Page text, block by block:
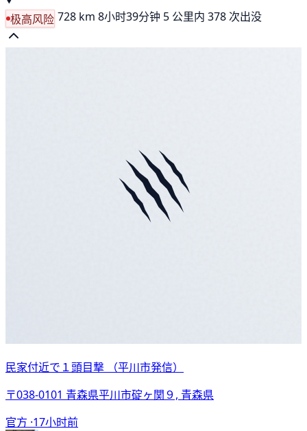
极高风险 728 km 8小时39分钟 5 公里内 378 次出没
民家付近で１頭目撃 （平川市発信）
〒038-0101 青森県平川市碇ヶ関９, 青森県
官方 ·17小时前